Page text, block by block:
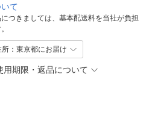
て
つきましては、基本配送料を当社が負担
：東京都にお届け
用期限・返品について